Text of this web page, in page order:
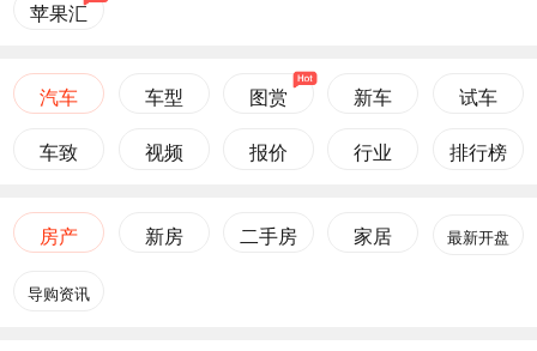
苹果汇
汽车 车型 图赏 新车 试车
车致 视频 报价 行业 排行榜
房产 新房 二手房 家居 最新开盘
导购资讯